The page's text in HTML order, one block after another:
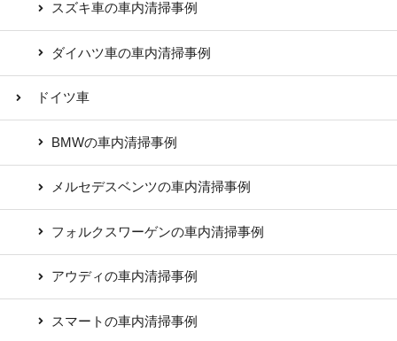
スズキ車の車内清掃事例
ダイハツ車の車内清掃事例
ドイツ車
BMWの車内清掃事例
メルセデスベンツの車内清掃事例
フォルクスワーゲンの車内清掃事例
アウディの車内清掃事例
スマートの車内清掃事例